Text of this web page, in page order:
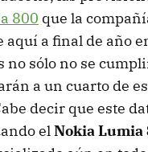
800 que la
aquí a final de año
no sólo no se
a un cuarto de
decir que este
elNokia Lumia